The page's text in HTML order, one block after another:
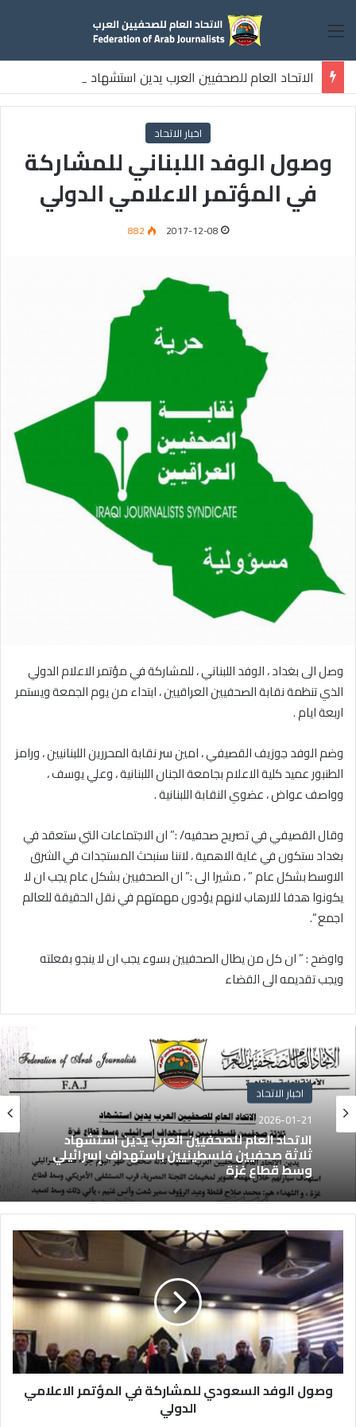
القائمة
الاتحاد العام للصحفيين العرب يدين استشهاد
ثلاثة صحفيين فلسطينيين باستهداف إسرائيلي وسط قطاع غزة
اخبار الاتحاد
وصول الوفد اللبناني للمشاركة
في المؤتمر الاعلامي الدولي
2017-12-08
882
وصل الى بغداد ، الوفد اللبناني ، للمشاركة في مؤتمر الاعلام الدولي
الذي تنظمة نقابة الصحفيين العراقيين ، ابتداء من يوم الجمعة ويستمر
اربعة ايام .
وضم الوفد جوزيف القصيفي ، امين سر نقابة المحررين اللبنانيين ، ورامز
الطنبور عميد كلية الاعلام بجامعة الجنان اللبنانية ، وعلي يوسف ،
وواصف عواض ، عضوي النقابة اللبنانية .
وقال القصيفي في تصريح صحفيه/ :” ان الاجتماعات التي ستعقد في
بغداد ستكون في غاية الاهمية ، لاننا سنبحث المستجدات في الشرق
الاوسط بشكل عام ” ، مشيرا الى :” ان الصحفيين بشكل عام يجب ان لا
يكونوا هدفا للارهاب لانهم يؤدون مهمتهم في نقل الحقيقة للعالم
اجمع “.
واوضح : ” ان كل من يطال الصحفيين بسوء يجب ان لا ينجو بفعلته
ويجب تقديمه الى القضاء
اخبار الاتحاد
2026-01-21
الاتحاد العام للصحفيين العرب يدين استشهاد
ثلاثة صحفيين فلسطينيين باستهداف إسرائيلي
وسط قطاع غزة
وصول الوفد السعودي للمشاركة في المؤتمر الاعلامي
الدولي